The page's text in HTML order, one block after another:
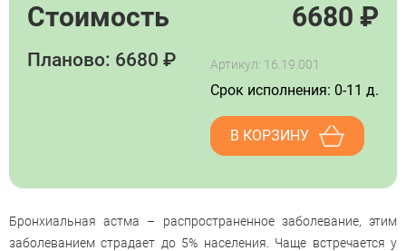
Стоимость 6680 ₽
Планово: 6680 ₽ Артикул: 16.19.001
Срок исполнения: 0-11 д.
В КОРЗИНУ
Бронхиальная астма – распространенное заболевание, этим
заболеванием страдает до 5% населения. Чаще встречается у